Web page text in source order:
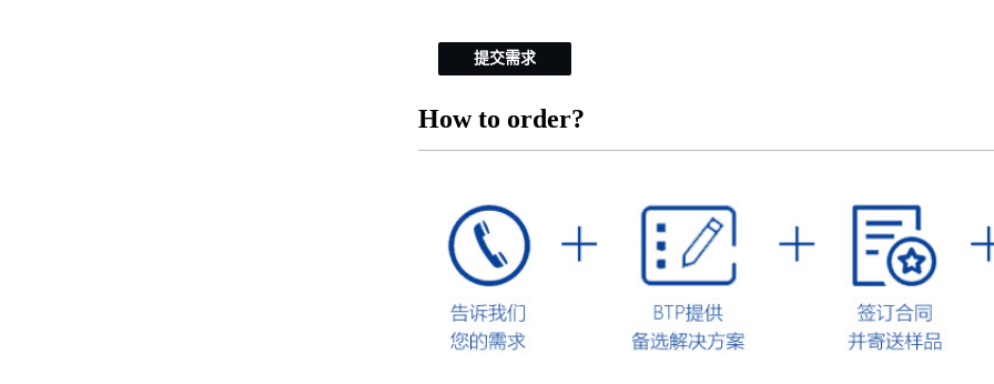
提交需求
How to order?